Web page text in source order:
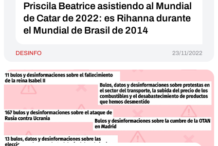
Priscila Beatrice asistiendo al Mundial
de Catar de 2022: es Rihanna durante
el Mundial de Brasil de 2014
DESINFO 23/11/2022